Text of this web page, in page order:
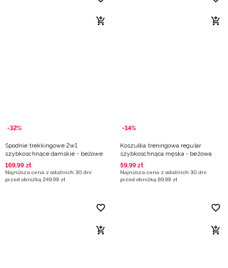
-32%
Spodnie trekkingowe 2w1
szybkoschnące damskie - beżowe
169,99 zł
Najniższa cena z ostatnich 30 dni
przed obniżką 249,99 zł
-14%
Koszulka treningowa regular
szybkoschnąca męska - beżowa
59,99 zł
Najniższa cena z ostatnich 30 dni
przed obniżką 69,99 zł